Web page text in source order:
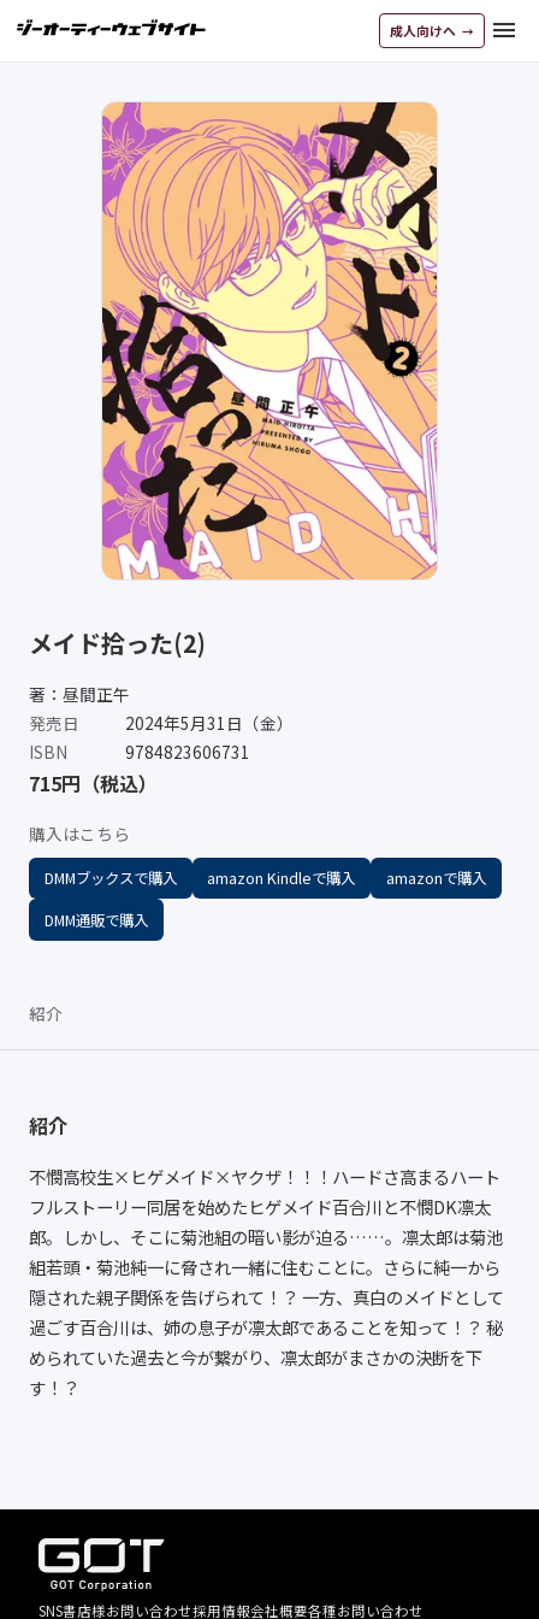
成人向けへ menu
メイド拾った(2)
著：昼間正午
発売日
2024年5月31日（金）
ISBN
9784823606731
715円（税込）
購入はこちら
DMMブックスで購入 amazon Kindleで購入
amazonで購入
DMM通販で購入
紹介
紹介
不憫高校生×ヒゲメイド×ヤクザ！！！ハードさ高まるハート
フルストーリー同居を始めたヒゲメイド百合川と不憫DK凛太
郎。しかし、そこに菊池組の暗い影が迫る……。凛太郎は菊池
組若頭・菊池純一に脅され一緒に住むことに。さらに純一から
隠された親子関係を告げられて！？ 一方、真白のメイドとして
過ごす百合川は、姉の息子が凛太郎であることを知って！？ 秘
められていた過去と今が繋がり、凛太郎がまさかの決断を下
す！？
SNS書店様お問い合わせ採用情報会社概要各種お問い合わせ